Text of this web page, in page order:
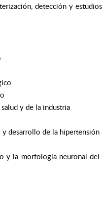
detección y estudios
y de la industria
desarrollo de la hipertensión
y la morfología neuronal del